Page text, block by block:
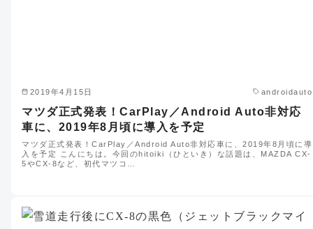
2019年4月15日 androidauto
マツダ正式発表！CarPlay／Android Auto非対応
車に、2019年8月頃に導入を予定
マツダ正式発表！CarPlay／Android Auto非対応車に、2019年8月頃に導
入を予定 こんにちは。今回のhitoiki（ひといき）な話題は、MAZDA CX-
5やCX-8など、初代マツコ…